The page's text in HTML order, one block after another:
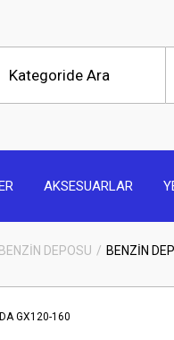
AKSESUARLAR
BENZİN DEPOSU BENZİN